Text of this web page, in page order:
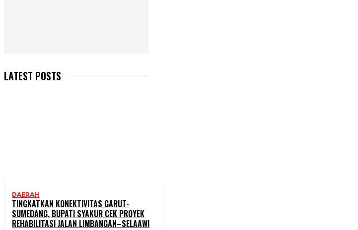
LATEST POSTS
DAERAH
TINGKATKAN KONEKTIVITAS GARUT-
SUMEDANG, BUPATI SYAKUR CEK PROYEK
REHABILITASI JALAN LIMBANGAN–SELAAWI